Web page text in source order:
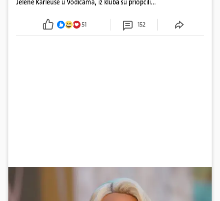
blagdan Velike Gospe
51 152